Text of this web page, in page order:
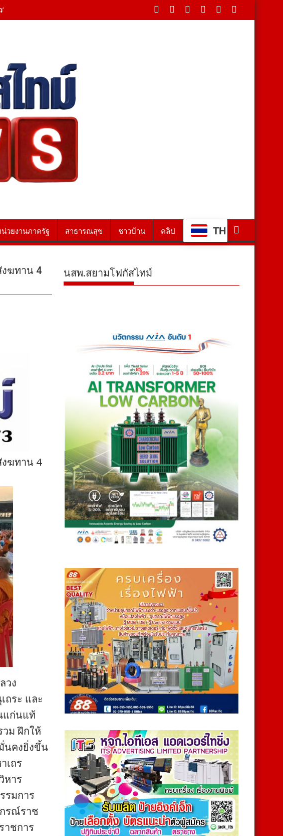
หลือผู้สูญหายทางน้ำ อายุ 35 ปี บ้านวังคัน
วยงานภาครัฐ สาธารณสุข ชาวบ้าน คลิป TH
ฆทาน 4
ฆทาน 4
วง
ถระ และ
แก่นแท้
ม ฝึกให้
นคงยิ่งขึ้น
เถร
หาร
รมการ
รณ์ราช
าชการ
นสพ.สยามโฟกัสไทม์